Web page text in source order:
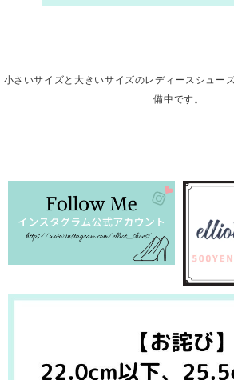
小さいサイズと大きいサイズのレディースシュ
備中です。